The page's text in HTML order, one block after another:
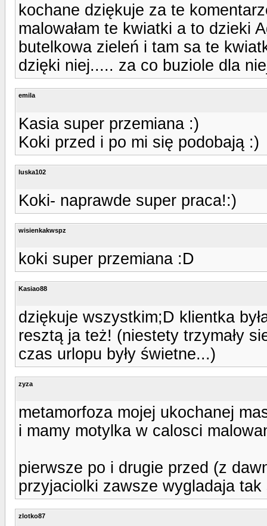
kochane dziękuje za te
malowałam te kwiatki a to dzieki
butelkowa zieleń i tam sa te
dzięki niej..... za co buziole dla
emila
Kasia super przemiana :)
Koki przed i po mi się podobają :)
luska102
Koki- naprawde super praca!:)
wisienkakwspz
koki super przemiana :D
Kasiao88
dziękuje wszystkim;D klientka
resztą ja też! (niestety trzymały
czas urlopu były świetne...)
zyza
metamorfoza mojej ukochanej
i mamy motylka w calosci
pierwsze po i drugie przed (z
przyjaciolki zawsze wygladaja
zlotko87